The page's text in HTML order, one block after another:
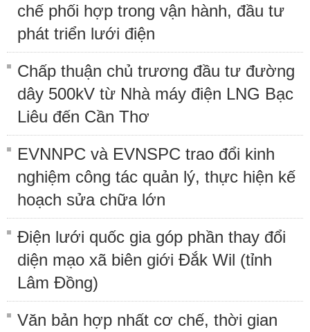
chế phối hợp trong vận hành, đầu tư
phát triển lưới điện
Chấp thuận chủ trương đầu tư đường
dây 500kV từ Nhà máy điện LNG Bạc
Liêu đến Cần Thơ
EVNNPC và EVNSPC trao đổi kinh
nghiệm công tác quản lý, thực hiện kế
hoạch sửa chữa lớn
Điện lưới quốc gia góp phần thay đổi
diện mạo xã biên giới Đắk Wil (tỉnh
Lâm Đồng)
Văn bản hợp nhất cơ chế, thời gian